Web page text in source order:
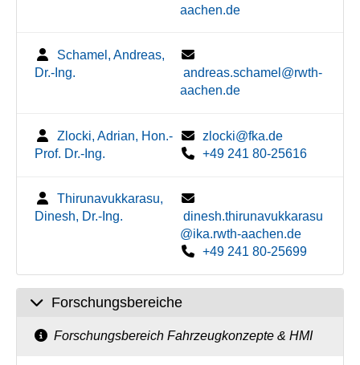
aachen.de
Schamel, Andreas,
Dr.-Ing.
andreas.schamel@rwth-
aachen.de
Zlocki, Adrian, Hon.-
Prof. Dr.-Ing.
zlocki@fka.de
+49 241 80-25616
Thirunavukkarasu,
Dinesh, Dr.-Ing.
dinesh.thirunavukkarasu
@ika.rwth-aachen.de
+49 241 80-25699
Forschungsbereiche
Forschungsbereich Fahrzeugkonzepte & HMI